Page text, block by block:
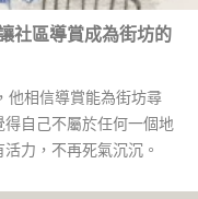
社區導賞成為街坊的
他相信導賞能為街坊尋
自己不屬於任何一個地
力，不再死氣沉沉。